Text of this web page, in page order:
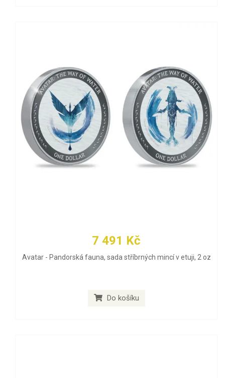
7 491 Kč
Avatar - Pandorská fauna, sada stříbrných mincí v etuji, 2 oz
Do košíku